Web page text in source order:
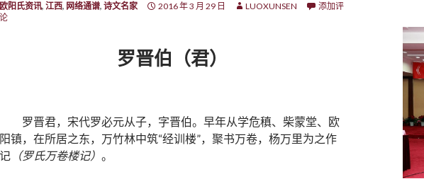
欧阳氏资讯, 江西, 网络通谱, 诗文名家 2016 年 3 月 29 日 LUOXUNSEN
添加评
论
罗晋伯（君）
罗晋君，宋代罗必元从子，字晋伯。早年从学危稹、柴蒙堂、欧
阳镇，在所居之东，万竹林中筑“经训楼”，聚书万卷，杨万里为之作
记 （罗氏万卷楼记） 。